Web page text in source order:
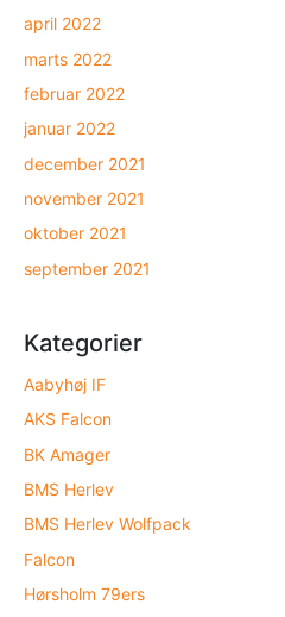
april 2022
marts 2022
februar 2022
januar 2022
december 2021
november 2021
oktober 2021
september 2021
Kategorier
Aabyhøj IF
AKS Falcon
BK Amager
BMS Herlev
BMS Herlev Wolfpack
Falcon
Hørsholm 79ers